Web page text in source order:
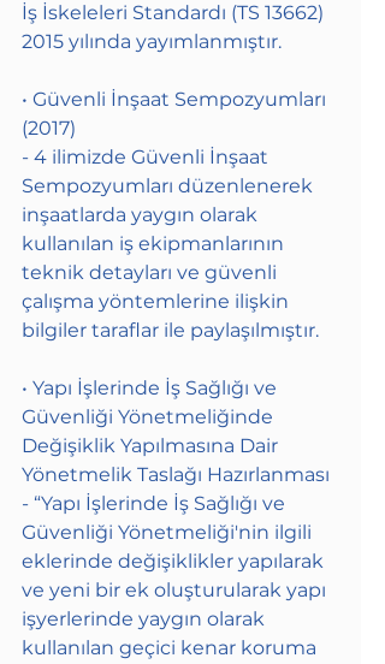
İş İskeleleri Standardı (TS 13662)
2015 yılında yayımlanmıştır.
• Güvenli İnşaat Sempozyumları
(2017)
- 4 ilimizde Güvenli İnşaat
Sempozyumları düzenlenerek
inşaatlarda yaygın olarak
kullanılan iş ekipmanlarının
teknik detayları ve güvenli
çalışma yöntemlerine ilişkin
bilgiler taraflar ile paylaşılmıştır.
• Yapı İşlerinde İş Sağlığı ve
Güvenliği Yönetmeliğinde
Değişiklik Yapılmasına Dair
Yönetmelik Taslağı Hazırlanması
- “Yapı İşlerinde İş Sağlığı ve
Güvenliği Yönetmeliği'nin ilgili
eklerinde değişiklikler yapılarak
ve yeni bir ek oluşturularak yapı
işyerlerinde yaygın olarak
kullanılan geçici kenar koruma